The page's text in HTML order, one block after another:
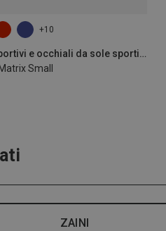
+10
Bliz | Occhiali sportivi e occhiali da sole sportivi
Small
ZAINI